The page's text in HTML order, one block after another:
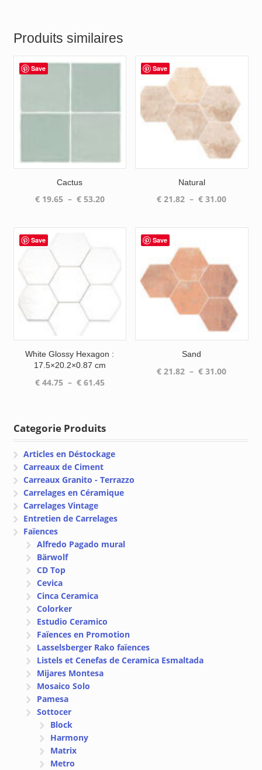
Produits similaires
Save
Cactus
€19.65 – €53.20Plage
Save
Natural
€ 21.82 – € 31.00Plage
€ 31.00
Save
White Glossy Hexagon :
17.5×20.2×0.87 cm
€44.75 – €61.45Plage
à
Save
Sand
€ 21.82 – € 31.00Plage
Categorie Produits
Articles en Déstockage
Carreaux de Ciment
Carreaux Granito - Terrazzo
Carrelages en Céramique
Carrelages Vintage
Entretien de Carrelages
Faïences
Alfredo Pagado mural
Bärwolf
CD Top
Cevica
Cinca Ceramica
Colorker
Estudio Ceramico
Faïences en Promotion
Lasselsberger Rako faïences
Listels et Cenefas de Ceramica Esmaltada
Mijares Montesa
Mosaico Solo
Pamesa
Sottocer
Block
Harmony
Matrix
Metro